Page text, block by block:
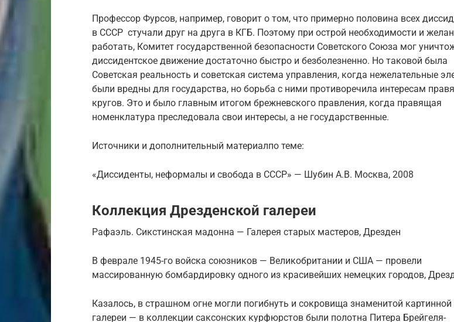
Профессор Фурсов, например, говорит о том, что примерно половина всех
в СССР стучали друг на друга в КГБ. Поэтому при острой необходимости и
работать, Комитет государственной безопасности Советского Союза мог
диссидентское движение достаточно быстро и безболезненно. Но таковой была
Советская реальность и советская система управления, когда нежелательные
были вредны для государства, но борьба с ними противоречила интересам
кругов. Это и было главным итогом брежневского правления, когда правящая
номенклатура преследовала свои интересы, а не государственные.
Источники и дополнительный материалпо теме:
«Диссиденты, неформалы и свобода в СССР» — Шубин А.В. Москва, 2008
Коллекция Дрезденской галереи
Рафаэль. Сикстинская мадонна — Галерея старых мастеров, Дрезден
В феврале 1945-го войска союзников — Великобритании и США — провели
массированную бомбардировку одного из красивейших немецких городов,
Казалось, в страшном огне могли погибнуть и сокровища знаменитой картинной
галереи — в коллекции саксонских курфюрстов были полотна Питера Брейгеля-